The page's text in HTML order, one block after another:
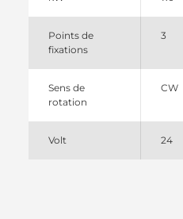
Points de
fixations
3
Sens de
rotation
CW
Volt 24